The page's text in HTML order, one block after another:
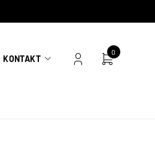
KONTAKT
0